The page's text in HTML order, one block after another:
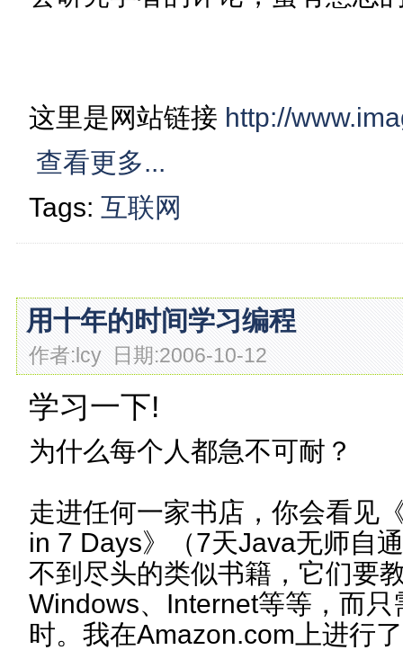
这里是网站链接 http://
查看更多...
Tags:互联网
用十年的时间学习编程
作者:lcy 日期:2006-10-12
学习一下!
为什么每个人都急不可耐？
走进任何一家书店，你会看见
in 7 Days》（7天Java无师自
不到尽头的类似书籍，它们要
Windows、Internet等等，而
时。我在Amazon.com上进行